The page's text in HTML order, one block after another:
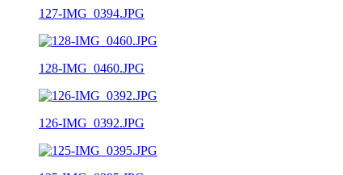
127-IMG_0394.JPG
128-IMG_0460.JPG
126-IMG_0392.JPG